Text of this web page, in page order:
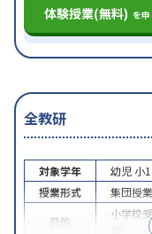
体験授業(無料) を
全教研
対象学年 幼児 小
授業形式
集団授業
目的
小学校